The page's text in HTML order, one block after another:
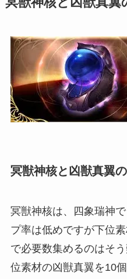
冥獣神核と凶獣真翼
冥獣神核は、四象瑞神
プ率は低めですが下位
で必要数集めるのはそ
位素材の凶獣真翼を10